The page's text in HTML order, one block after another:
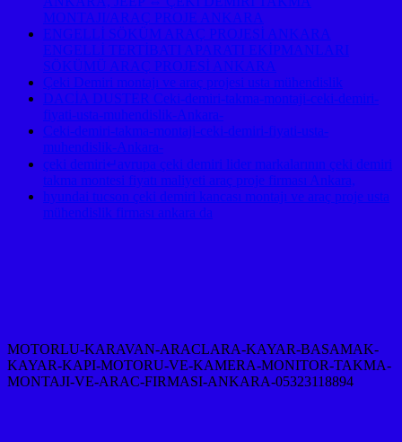
MONTAJI/ARAÇ PROJE ANKARA
ENGELLİ SÖKÜM ARAÇ PROJESİ ANKARA
ENGELLİ TERTİBATI APARATI EKİPMANLARI
SÖKÜMÜ ARAÇ PROJESİ ANKARA
Çeki Demiri montajı ve araç projesi usta mühendislik
DACİA DUSTER Ceki-demiri-takma-montaji-ceki-demiri-
fiyati-usta-muhendislik-Ankara-
Ceki-demiri-takma-montaji-ceki-demiri-fiyati-usta-
muhendislik-Ankara-
çeki demiri↵avrupa çeki demiri lider markalarının çeki demiri
takma montesi fiyatı maliyeti araç proje firması Ankara,
hyundai tucson çeki demiri kancası montajı ve araç proje usta
mühendislik firması ankara da
MOTORLU-KARAVAN-ARACLARA-KAYAR-BASAMAK-
KAYAR-KAPI-MOTORU-VE-KAMERA-MONITOR-TAKMA-
MONTAJI-VE-ARAC-FIRMASI-ANKARA-05323118894